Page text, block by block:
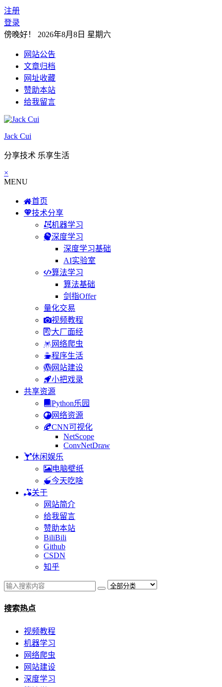
注册
登录
傍晚好！ 2026年8月8日 星期六
网站公告
文章归档
网址收藏
赞助本站
给我留言
Jack Cui
分享技术 乐享生活
×
MENU
首页
技术分享
机器学习
深度学习
深度学习基础
AI实验室
算法学习
算法基础
剑指Offer
量化交易
视频教程
大厂面经
网络爬虫
程序生活
网站建设
小把戏录
共享资源
Python乐园
网络资源
CNN可视化
NetScope
ConvNetDraw
休闲娱乐
电脑壁纸
今天吃啥
关于
网站简介
给我留言
赞助本站
BiliBili
Github
CSDN
知乎
搜索热点
视频教程
机器学习
网络爬虫
网站建设
深度学习